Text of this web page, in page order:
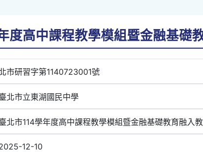
度高中課程教學模組暨金融基礎
市研習字第1140723001號
北市立東湖國民中學
北市114學年度高中課程教學模組暨金融基礎教育融入
12-10